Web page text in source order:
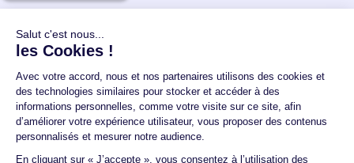
Un crédit vous engage et doit être remboursé.
Vérifiez vos capacités de remboursement avant de
vous engager.
Aucun versement, de quelque nature que ce soit, ne